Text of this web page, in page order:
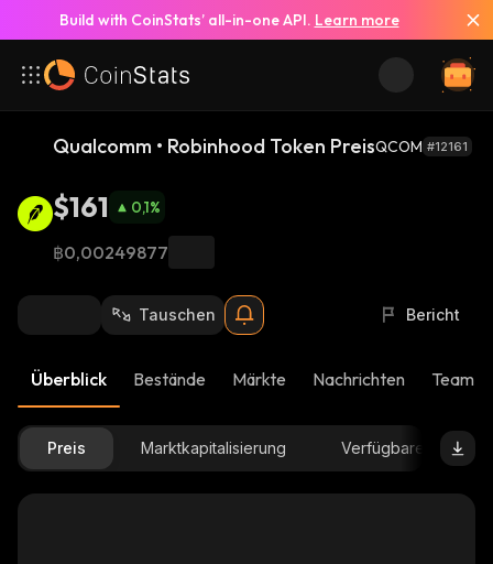
Build with CoinStats’ all-in-one API. Learn more
Qualcomm • Robinhood Token PreisQCOM #12161
$161 0,1%
฿0,00249877
Tauschen Bericht
Überblick Bestände Märkte Nachrichten Team-
Preis Marktkapitalisierung Verfügbare Menge